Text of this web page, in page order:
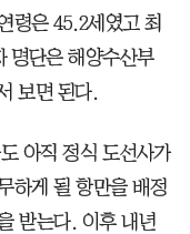
령은 45.2세였고 최
명단은 해양수산부
보면 된다.
아직 정식 도선사가
하게 될 항만을 배정
받는다. 이후 내년